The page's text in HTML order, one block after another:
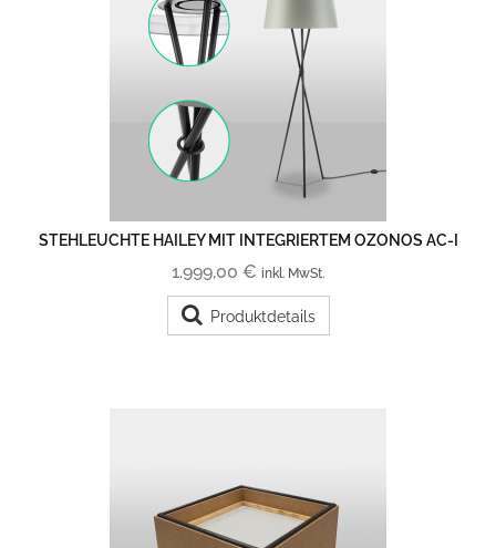
STEHLEUCHTE HAILEY MIT INTEGRIERTEM OZONOS AC-I
1.999,00 € inkl. MwSt.
Produktdetails